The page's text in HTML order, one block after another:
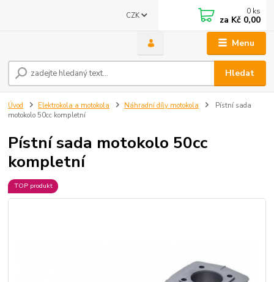
Menu
CZK
Hledat
0 ks
za Kč 0,00
Úvod Elektrokola a motokola Náhradní díly motokola
Pístní sada
motokolo 50cc kompletní
Pístní sada motokolo 50cc
kompletní
TOP produkt